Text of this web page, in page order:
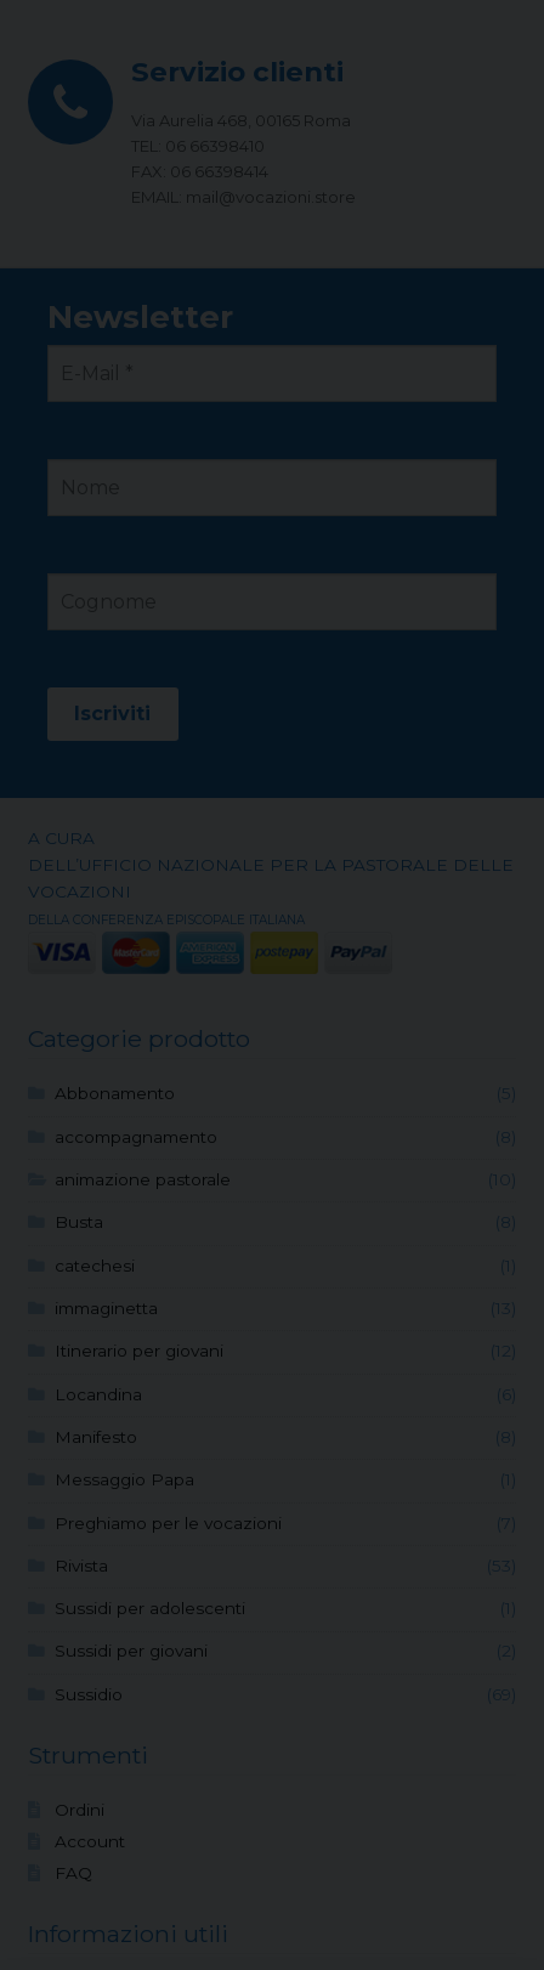
Servizio clienti
Via Aurelia 468, 00165 Roma
TEL: 06 66398410
FAX: 06 66398414
EMAIL: mail@vocazioni.store
Newsletter
A CURA
DELL’UFFICIO NAZIONALE PER LA PASTORALE DELLE
VOCAZIONI
DELLA CONFERENZA EPISCOPALE ITALIANA
Categorie prodotto
Abbonamento (5)
accompagnamento (8)
animazione pastorale (10)
Busta (8)
catechesi (1)
immaginetta (13)
Itinerario per giovani (12)
Locandina (6)
Manifesto (8)
Messaggio Papa (1)
Preghiamo per le vocazioni (7)
Rivista (53)
Sussidi per adolescenti (1)
Sussidi per giovani (2)
Sussidio (69)
Strumenti
Ordini
Account
FAQ
Informazioni utili